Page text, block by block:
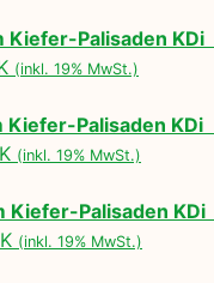
Kiefer-Palisaden KDi
(inkl. 19% MwSt.)
Kiefer-Palisaden KDi
(inkl. 19% MwSt.)
Kiefer-Palisaden KDi
(inkl. 19% MwSt.)